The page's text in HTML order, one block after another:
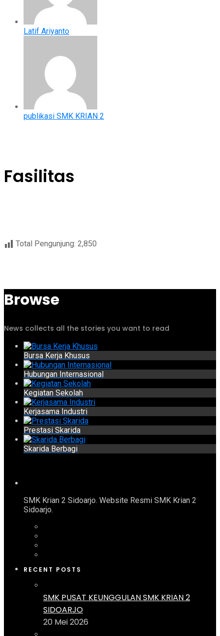
Latif Ariyanto
publikasi SMK KRIAN 2
Fasilitas
Total Pengunjung: 2,850
Browse
News collects all the stories you want to read
Bursa Kerja Khusus
Hubungan Internasional
Kegiatan Sekolah
Kerjasama Industri
Prestasi Skarida
Skarida Berbagi
SMK Krian 2 Sidoarjo. Website Resmi SMK Krian 2
Sidoarjo.
RECENT POSTS
SMK PUSAT KEUNGGULAN SMK KRIAN 2
SIDOARJO
20 Mei 2026